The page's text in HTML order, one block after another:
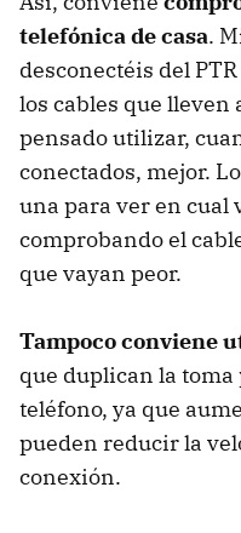
telefónica de casa.
desconectéis del
los cables que lleven
pensado utilizar,
conectados, mejor.
una para ver en cual
comprobando el
que vayan peor.
Tampoco conviene
que duplican la
teléfono, ya que
pueden reducir la
conexión.